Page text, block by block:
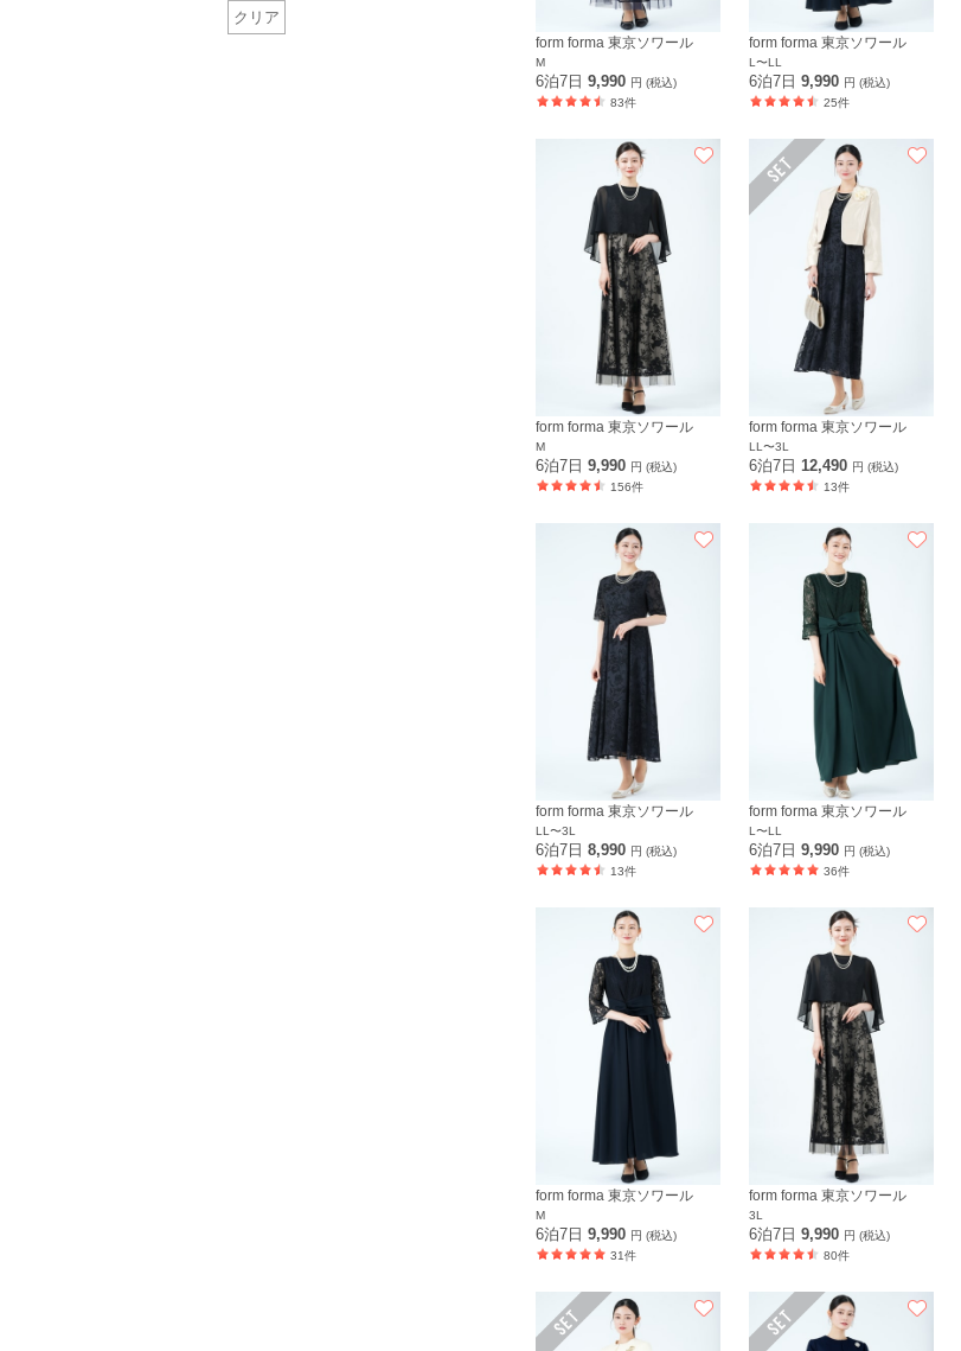
form forma 東京ソワール
M
6泊7日 9,990 円 (税込)
83件
form forma 東京ソワール
L〜LL
6泊7日 9,990 円 (税込)
25件
form forma 東京ソワール
M
6泊7日 9,990 円 (税込)
156件
form forma 東京ソワール
LL〜3L
6泊7日 12,490 円 (税込)
13件
form forma 東京ソワール
LL〜3L
6泊7日 8,990 円 (税込)
13件
form forma 東京ソワール
L〜LL
6泊7日 9,990 円 (税込)
36件
form forma 東京ソワール
M
6泊7日 9,990 円 (税込)
31件
form forma 東京ソワール
3L
6泊7日 9,990 円 (税込)
80件
BEAUTY&YOUTH UNITED
ARROWS
クリア